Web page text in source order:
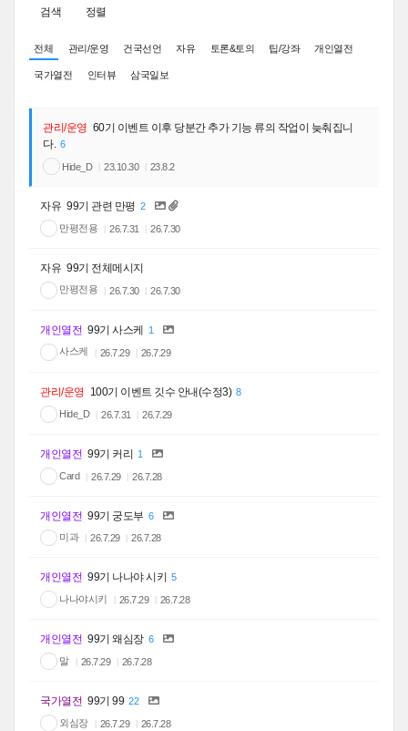
검색 정렬
전체 관리/운영 건국선언 자유 토론&토의 팁/강좌 개인열전
국가열전 인터뷰 삼국일보
관리/운영 60기 이벤트 이후 당분간 추가 기능 류의 작업이 늦춰집니
다. 6
Hide_D 23.10.30 23.8.2
자유 99기 관련 만평 2
만평전용
26.7.31 26.7.30
자유 99기 전체메시지
만평전용 26.7.30 26.7.30
개인열전 99기 사스케
1
사스케
26.7.29 26.7.29
관리/운영 100기 이벤트 깃수 안내(수정3) 8
Hide_D 26.7.31 26.7.29
개인열전 99기 커리 1
Card 26.7.29 26.7.28
개인열전 99기 궁도부 6
미과
26.7.29 26.7.28
개인열전 99기 나나야 시키
5
나나야시키
26.7.29 26.7.28
개인열전 99기 왜심장 6
말
26.7.29 26.7.28
국가열전 99기 99 22
외심장
26.7.29 26.7.28